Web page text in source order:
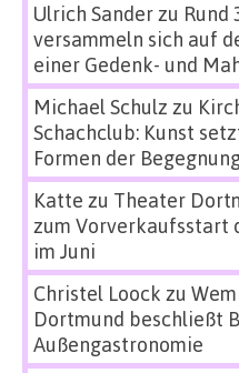
Ulrich Sanderzu Rund
versammeln sich auf
einer Gedenk- und
Michael Schulz zu
Schachclub: Kunst
Formen der
Katte zu Theater
zum Vorverkaufsstart
im Juni
Christel Loock zu
Dortmund beschließt
Außengastronomie